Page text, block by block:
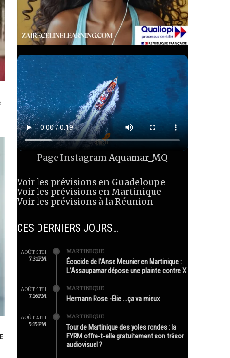
Page InstagramAquamar_MQ
Voir les prévisions en Guadeloupe
Voir les prévisions en Martinique
Voir les prévisions à la Réunion
CES DERNIERS JOURS…
AOÛT 5TH
7:31 PM
MARTINIQUE
Écocide de l’Anse Meunier en Martinique :
L’Assaupamar dépose une plainte contre X
AOÛT 5TH
7:16 PM
MARTINIQUE
Hermann Rose -Élie …ça va mieux
AOÛT 4TH
5:15 PM
MARTINIQUE
Tour de Martinique des yoles rondes : la
FYRM offre-t-elle gratuitement son trésor
audiovisuel ?